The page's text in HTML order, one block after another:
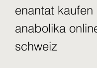
enantat kaufen
anabolika
schweiz